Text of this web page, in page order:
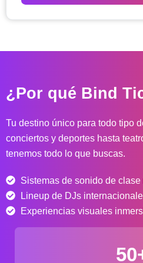
¿Por qué Bind
Tu destino único para todo tipo
conciertos y deportes hasta
tenemos todo lo que buscas.
Sistemas de sonido de clase
Lineup de DJs
Experiencias visuales